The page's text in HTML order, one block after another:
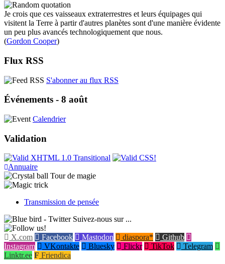
Je crois que ces vaisseaux extraterrestres et leurs équipages qui
visitent la Terre à partir d'autres planètes sont d'une manière évidente
un peu plus avancés technologiquement que nous.
(Gordon Cooper)
Flux RSS
S'abonner au flux RSS
Événements - 8 août
Calendrier
Validation
Annuaire
Tour de magie
Transmission de pensée
Suivez-nous sur ...
X.com Facebook Mastodon diaspora*
Github
Instagram
VKontakte Bluesky Flickr TikTok
Telegram
Linktr.ee
Friendica